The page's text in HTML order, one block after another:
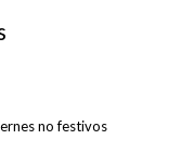
no festivos